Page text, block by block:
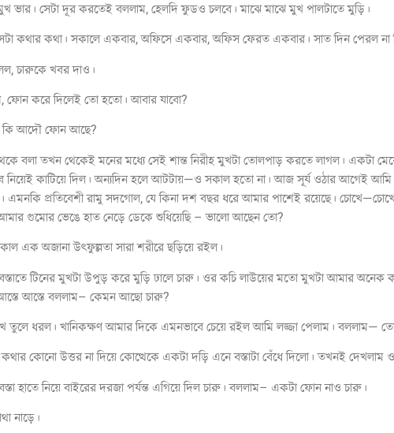
ভার। সেটা দূর করতেই বললাম, হেলদি ফুডও চলবে। মাঝে মাঝে মুখ পালটাতে মুড়ি।
কথার কথা। সকালে একবার, অফিসে একবার, অফিস ফেরত একবার। সাত দিন পেরল না
চারুকে খবর দাও।
ফোন করে দিলেই তো হতো। আবার যাবো?
আদৌ ফোন আছে?
বলা তখন থেকেই মনের মধ্যে সেই শান্ত নিরীহ মুখটা তোলপাড় করতে লাগল। একটা
কাটিয়ে দিল। অন্যদিন হলে আটটায়—ও সকাল হতো না। আজ সূর্য ওঠার আগেই আমি
এমনকি প্রতিবেশী রামু সদগোল, যে কিনা দশ বছর ধরে আমার পাশেই রয়েছে। চোখে—চোখে
আমার গুমোর ভেঙে হাত নেড়ে ডেকে শুধিয়েছি – ভালো আছেন তো?
এক অজানা উৎফুল্লতা সারা শরীরে ছড়িয়ে রইল।
টিনের মুখটা উপুড় করে মুড়ি ঢালে চারু। ওর কচি লাউয়ের মতো মুখটা আমার অনেক
আস্তে বললাম– কেমন আছো চারু?
তুলে ধরল। খানিকক্ষণ আমার দিকে এমনভাবে চেয়ে রইল আমি লজ্জা পেলাম। বললাম—
কোনো উত্তর না দিয়ে কোত্থেকে একটা দড়ি এনে বস্তাটা বেঁধে দিলো। তখনই দেখলাম
হাতে নিয়ে বাইরের দরজা পর্যন্ত এগিয়ে দিল চারু। বললাম– একটা ফোন নাও চারু।
নাড়ে।